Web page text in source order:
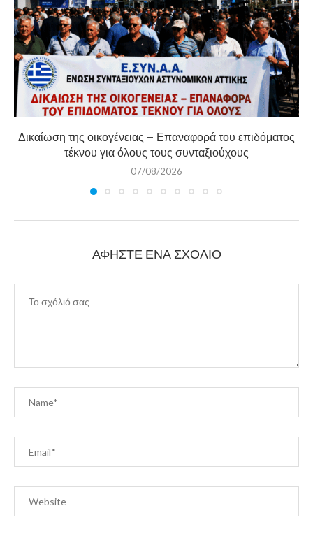
Δικαίωση της οικογένειας – Επαναφορά του επιδόματος
τέκνου για όλους τους συνταξιούχους
07/08/2026
ΑΦΉΣΤΕ ΈΝΑ ΣΧΌΛΙΟ